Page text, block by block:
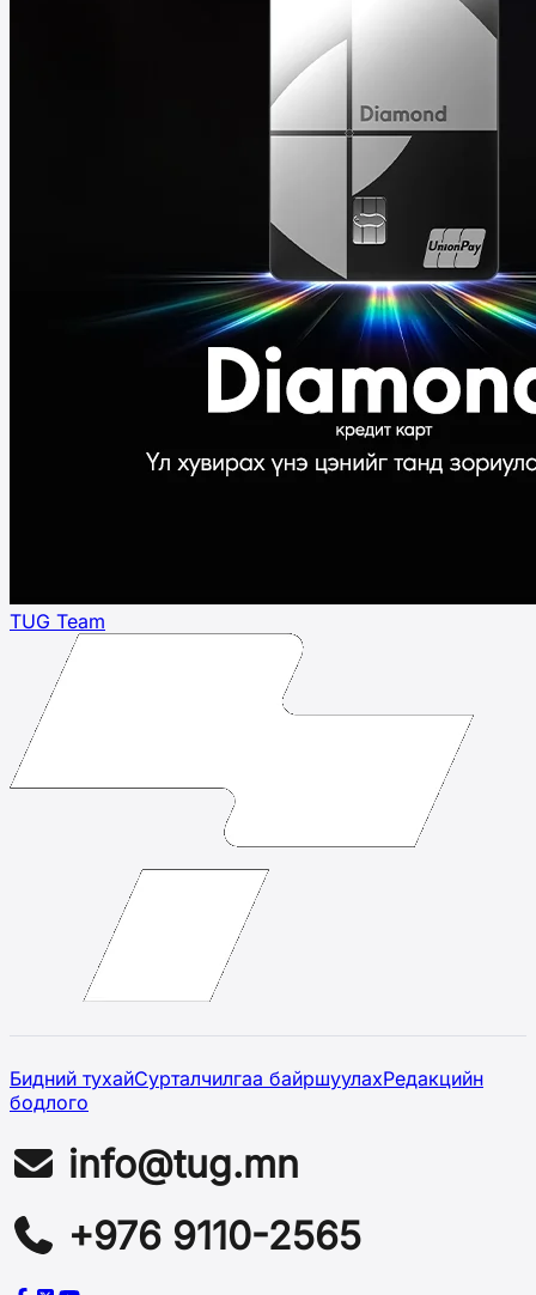
TUG Team
Бидний тухайСурталчилгаа байршуулахРедакцийн
бодлого
info@tug.mn
+976 9110-2565